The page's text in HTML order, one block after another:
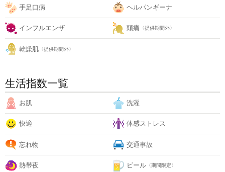
手足口病 ヘルパンギーナ
インフルエンザ 頭痛 〈提供期間外〉
乾燥肌 〈提供期間外〉
生活指数一覧
お肌 洗濯
快適 体感ストレス
忘れ物 交通事故
熱帯夜 ビール 〈期間限定〉